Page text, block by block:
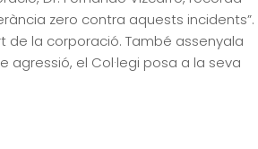
zero contra aquests incidents”.
de la corporació. També assenyala
el Col·legi posa a la seva